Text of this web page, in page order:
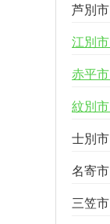
芦別市
江別市
赤平市
紋別市
士別市
名寄市
三笠市